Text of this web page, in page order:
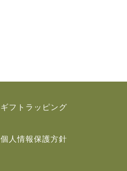
ギフトラッピング
個人情報保護方針